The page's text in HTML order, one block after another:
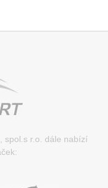
spol.s r.o. dále nabízí